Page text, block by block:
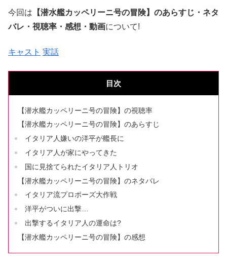
今回は 【潜水艦カッペリーニ号の冒険】のあらすじ・ネタ
バレ・視聴率・感想・動画について!
キャスト 実話
目次
【潜水艦カッペリーニ号の冒険】の視聴率
【潜水艦カッペリーニ号の冒険】のあらすじ
イタリア人嫌いの洋平が艦長に
イタリア人が家にやってきた
国に見捨てられたイタリア人トリオ
【潜水艦カッペリーニ号の冒険】のネタバレ
イタリア流プロポーズ大作戦
洋平がついに出撃…
出撃するイタリア人の運命は?
【潜水艦カッペリーニ号の冒険】の感想